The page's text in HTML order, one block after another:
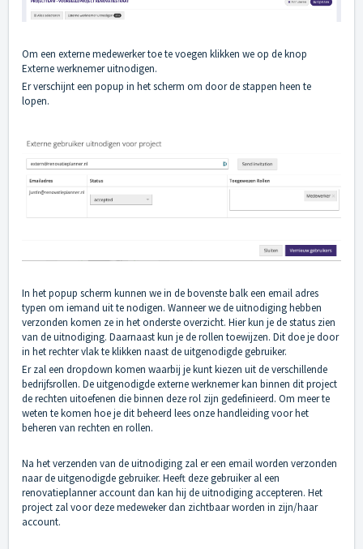
Om een externe medewerker toe te voegen klikken we op de knop
Externe werknemer uitnodigen.
Er verschijnt een popup in het scherm om door de stappen heen te
lopen.
In het popup scherm kunnen we in de bovenste balk een email adres
typen om iemand uit te nodigen. Wanneer we de uitnodiging hebben
verzonden komen ze in het onderste overzicht. Hier kun je de status zien
van de uitnodiging. Daarnaast kun je de rollen toewijzen. Dit doe je door
in het rechter vlak te klikken naast de uitgenodigde gebruiker.
Er zal een dropdown komen waarbij je kunt kiezen uit de verschillende
bedrijfsrollen. De uitgenodigde externe werknemer kan binnen dit project
de rechten uitoefenen die binnen deze rol zijn gedefinieerd. Om meer te
weten te komen hoe je dit beheerd lees onze handleiding voor het
beheren van rechten en rollen.
Na het verzenden van de uitnodiging zal er een email worden verzonden
naar de uitgenodigde gebruiker. Heeft deze gebruiker al een
renovatieplanner account dan kan hij de uitnodiging accepteren. Het
project zal voor deze medeweker dan zichtbaar worden in zijn/haar
account.